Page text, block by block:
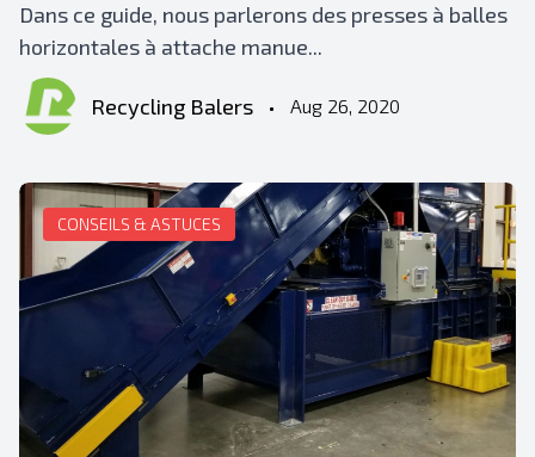
Dans ce guide, nous parlerons des presses à balles
horizontales à attache manue...
Recycling Balers • Aug 26, 2020
CONSEILS & ASTUCES